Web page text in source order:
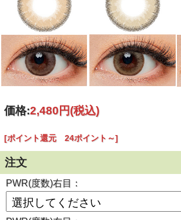
製造国
韓国 (KFDA認定)
ご案内 個人輸入扱いとなります。(必読)
御注意下さい
■使用に際しては、使用説明書をよくお読みください。
■連続してご使用の際は４時間おきに一度コンタクレン
外し目を休ませていただく事を推奨します。
【瓶の開封と使用説明書について】
価格:2,480円(税込)
[ポイント還元 24ポイント～]
注文
PWR(度数)右目：